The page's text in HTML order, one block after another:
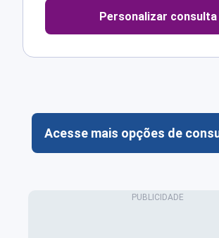
Personalizar consulta
Acesse mais opções de